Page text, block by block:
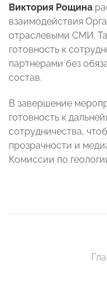
Виктория Рощина
взаимодействия
отраслевыми СМИ.
готовность к
партнерами без
состав.
В завершение
готовность к
сотрудничества,
прозрачности и
Комиссии по